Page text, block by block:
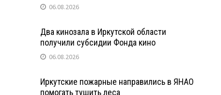
06.08.2026
Два кинозала в Иркутской области
получили субсидии Фонда кино
06.08.2026
Иркутские пожарные направились в ЯНАО
помогать тушить леса